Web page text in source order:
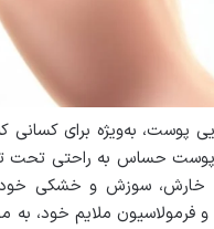
پوست، به‌ویژه برای
پوست حساس به راحتی تحت
خارش، سوزش و خشکی
ملایم خود،